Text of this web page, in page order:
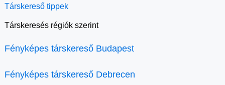
Társkereső tippek
Társkeresés régiók szerint
Fényképes társkereső Budapest
Fényképes társkereső Debrecen